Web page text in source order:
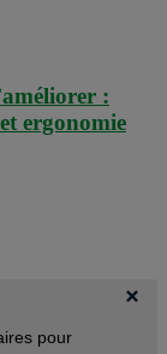
:
ergonomie
pour